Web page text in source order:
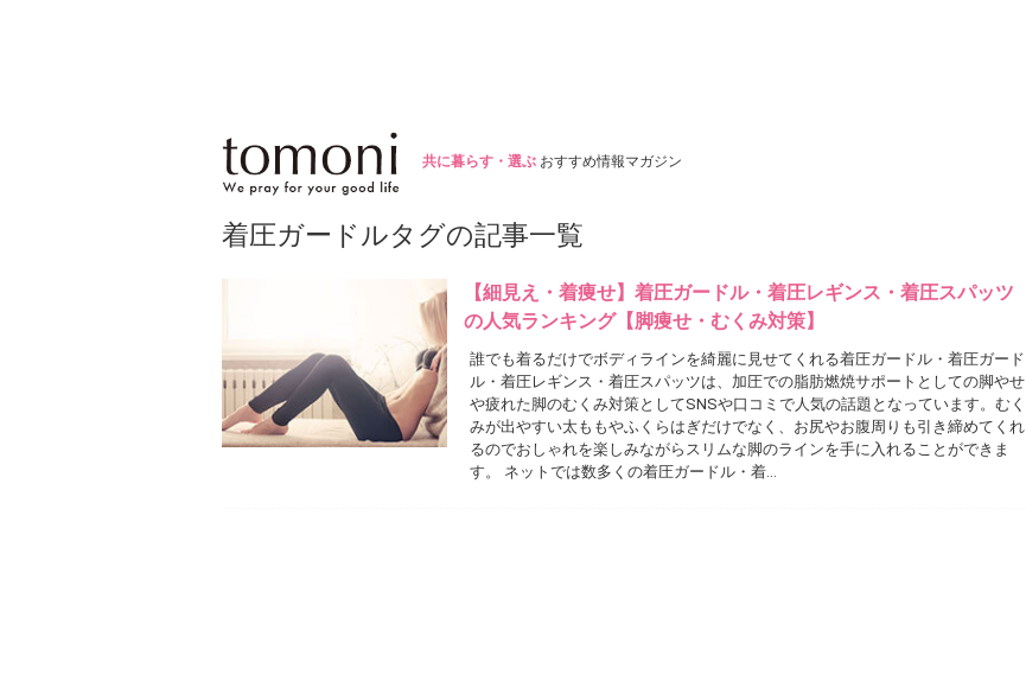
共に暮らす・選ぶ おすすめ情報マガジン
着圧ガードルタグの記事一覧
【細見え・着痩せ】着圧ガードル・着圧レギンス・着圧スパッツ
の人気ランキング【脚痩せ・むくみ対策】
誰でも着るだけでボディラインを綺麗に見せてくれる着圧ガードル・着圧ガード
ル・着圧レギンス・着圧スパッツは、加圧での脂肪燃焼サポートとしての脚やせ
や疲れた脚のむくみ対策としてSNSや口コミで人気の話題となっています。むく
みが出やすい太ももやふくらはぎだけでなく、お尻やお腹周りも引き締めてくれ
るのでおしゃれを楽しみながらスリムな脚のラインを手に入れることができま
す。 ネットでは数多くの着圧ガードル・着…